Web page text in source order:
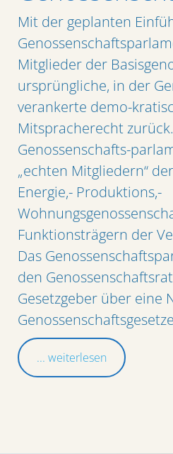
Mit der geplanten
Mitglieder der
ursprüngliche, in der
verankerte demo-
Mitspracherecht
Genossenschafts-
„echten Mitgliedern“
Energie,- Produktions,-
Funktionsträgern der
Das
den
Gesetzgeber über eine
... weiterlesen